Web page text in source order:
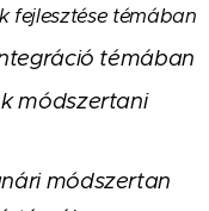
fejlesztése témában
témában
módszertani
módszertan